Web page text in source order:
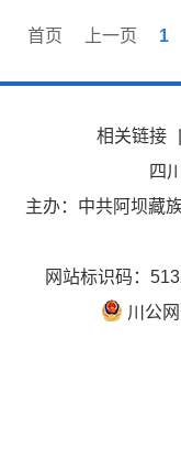
首页 上一页 1
相关链接
四
主办：中共阿坝藏
网站标识码：
川公